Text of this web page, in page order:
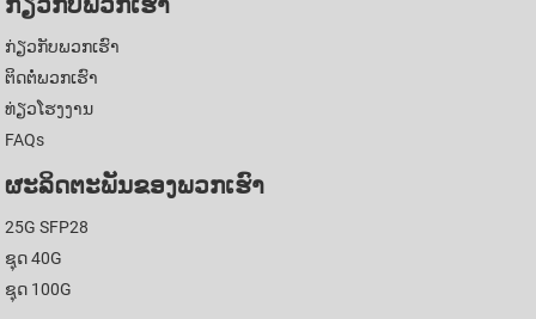
ກ່ຽວ​ກັບ​ພວກ​ເຮົາ
ຕິດ​ຕໍ່​ພວກ​ເຮົາ
ທ່ຽວໂຮງງານ
FAQs
ຜະລິດຕະພັນຂອງພວກເຮົາ
25G SFP28
ຊຸດ 40G
ຊຸດ 100G